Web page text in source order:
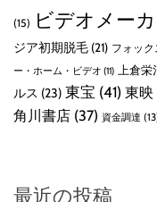
(15) ビデオメー
ジア初期脱毛 (21) フォック
ー・ホーム・ビデオ (11) 上倉栄
ルス (23) 東宝 (41) 東映
角川書店 (37) 資金調達
最近の投稿